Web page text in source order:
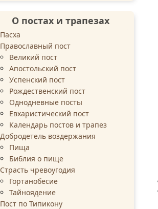
О постах и трапезах
Пасха
Православный пост
Великий пост
Апостольский пост
Успенский пост
Рождественский пост
Однодневные посты
Евхаристический пост
Календарь постов и трапез
Добродетель воздержания
Пища
Библия о пище
Страсть чревоугодия
Гортанобесие
Тайноядение
Пост по Типикону